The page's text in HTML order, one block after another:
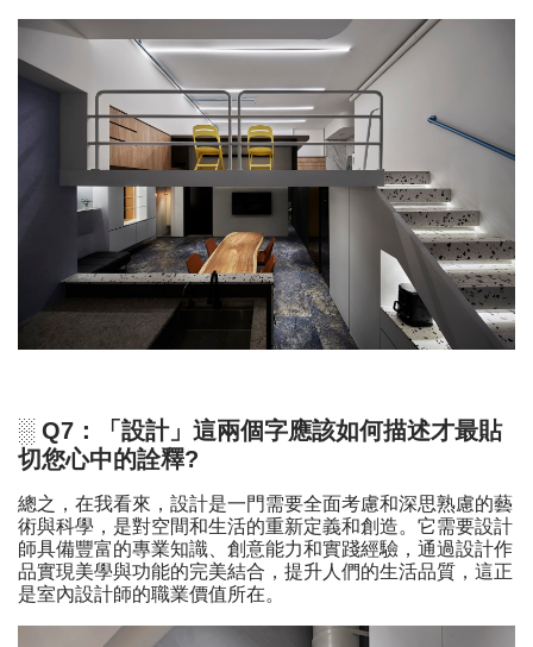
░ Q7：「設計」這兩個字應該如何描述才最貼
切您心中的詮釋?
總之，在我看來，設計是一門需要全面考慮和深思熟慮的藝
術與科學，是對空間和生活的重新定義和創造。它需要設計
師具備豐富的專業知識、創意能力和實踐經驗，通過設計作
品實現美學與功能的完美結合，提升人們的生活品質，這正
是室內設計師的職業價值所在。